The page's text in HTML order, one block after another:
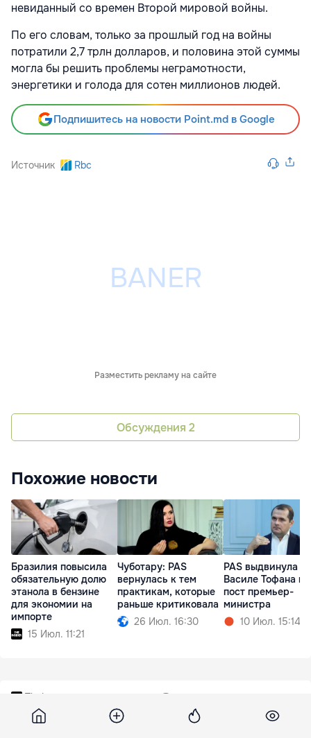
невиданный со времен Второй мировой войны.
По его словам, только за прошлый год на войны
потратили 2,7 трлн долларов, и половина этой суммы
могла бы решить проблемы неграмотности,
энергетики и голода для сотен миллионов людей.
Подпишитесь на новости Point.md в Google
Источник Rbc
Разместить рекламу на сайте
Обсуждения 2
Похожие новости
Бразилия повысила
обязательную долю
этанола в бензине
для экономии на
импорте
15 Июл. 11:21
Чуботару: PAS
вернулась к тем
практикам, которые
раньше критиковала
26 Июл. 16:30
PAS выдвинула
Василе Тофана на
пост премьер-
министра
10 Июл. 15:14
Theins
Исследователи установили